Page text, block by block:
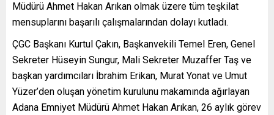
Müdürü Ahmet Hakan Arıkan olmak üzere tüm teşkilat
mensuplarını başarılı çalışmalarından dolayı kutladı.
ÇGC Başkanı Kurtul Çakın, Başkanvekili Temel Eren, Genel
Sekreter Hüseyin Sungur, Mali Sekreter Muzaffer Taş ve
başkan yardımcıları İbrahim Erikan, Murat Yonat ve Umut
Yüzer’den oluşan yönetim kurulunu makamında ağırlayan
Adana Emniyet Müdürü Ahmet Hakan Arıkan, 26 aylık görev